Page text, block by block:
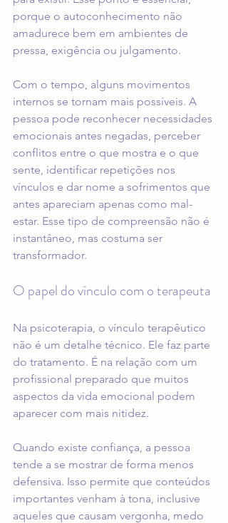
porque o autoconhecimento não
amadurece bem em ambientes de
pressa, exigência ou julgamento.
Com o tempo, alguns movimentos
internos se tornam mais possíveis. A
pessoa pode reconhecer necessidades
emocionais antes negadas, perceber
conflitos entre o que mostra e o que
sente, identificar repetições nos
vínculos e dar nome a sofrimentos que
antes apareciam apenas como mal-
estar. Esse tipo de compreensão não é
instantâneo, mas costuma ser
transformador.
O papel do vínculo com o terapeuta
Na psicoterapia, o vínculo terapêutico
não é um detalhe técnico. Ele faz parte
do tratamento. É na relação com um
profissional preparado que muitos
aspectos da vida emocional podem
aparecer com mais nitidez.
Quando existe confiança, a pessoa
tende a se mostrar de forma menos
defensiva. Isso permite que conteúdos
importantes venham à tona, inclusive
aqueles que causam vergonha, medo